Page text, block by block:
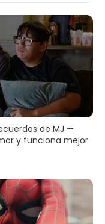
de MJ —
y funciona mejor